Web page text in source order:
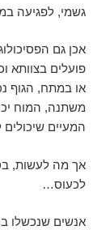
גשמי, לפגיעה
אכן גם
פועלים בצוותא
או במתח, הגוף
משתנה, המוח
המעיים
אך מה לעשות,
לכעוס…
אנשים שנכשלו